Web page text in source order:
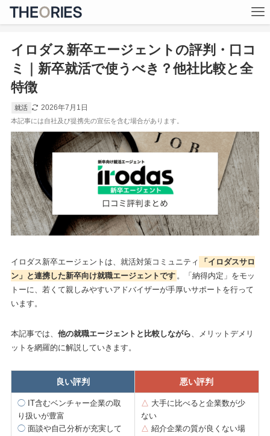
イロダス新卒エージェントの評判・口コ
ミ｜新卒就活で使うべき？他社比較と全
特徴
就活 2026年7月1日
イロダス新卒エージェントは、就活対策コミュニティ
「イロダスサロ
ン」と連携した新卒向け就職エージェントです 。「納得内定」をモッ
トーに、若くて親しみやすいアドバイザーが手厚いサポートを行って
います。
本記事では、 他の就職エージェントと比較しながら 、メリットデメリ
ットを網羅的に解説していきます。
良い評判 悪い評判
◯IT含むベンチャー企業の取
り扱いが豊富
◯面談や自己分析が充実して
△ 大手に比べると企業数が少
ない
△ 紹介企業の質が良くない場